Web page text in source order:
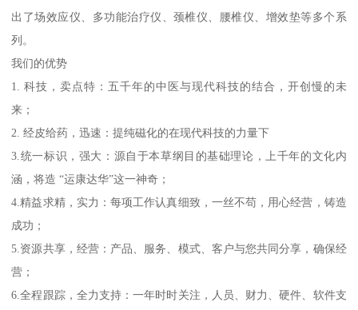
出了场效应仪、多功能治疗仪、颈椎仪、腰椎仪、增效垫等多个系
列。
我们的优势
1. 科技，卖点特：五千年的中医与现代科技的结合，开创慢的未
来；
2. 经皮给药，迅速：提纯磁化的在现代科技的力量下
3.统一标识，强大：源自于本草纲目的基础理论，上千年的文化内
涵，将造 “运康达华”这一神奇；
4.精益求精，实力：每项工作认真细致，一丝不苟，用心经营，铸造
成功；
5.资源共享，经营：产品、服务、模式、客户与您共同分享，确保经
营；
6.全程跟踪，全力支持：一年时时关注，人员、财力、硬件、软件支